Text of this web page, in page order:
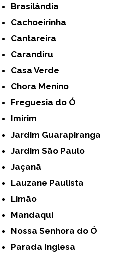
Brasilândia
Cachoeirinha
Cantareira
Carandiru
Casa Verde
Chora Menino
Freguesia do Ó
Imirim
Jardim Guarapiranga
Jardim São Paulo
Jaçanã
Lauzane Paulista
Limão
Mandaqui
Nossa Senhora do Ó
Parada Inglesa